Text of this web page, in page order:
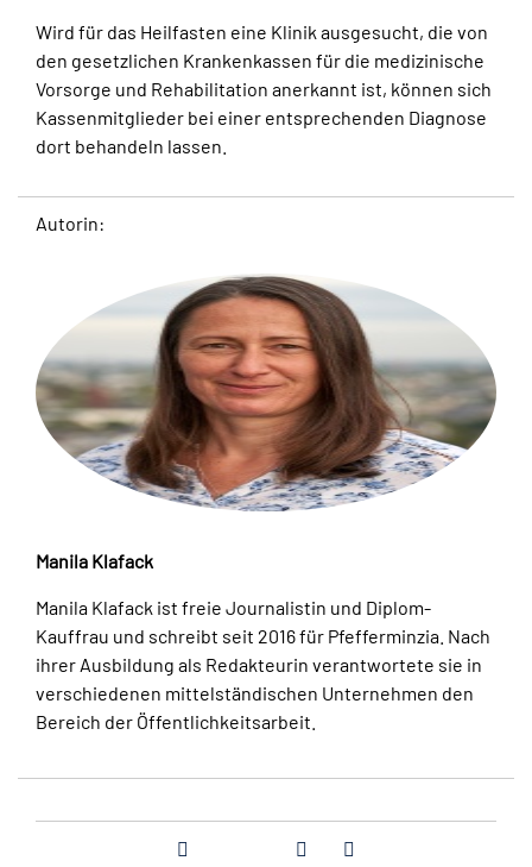
Wird für das Heilfasten eine Klinik ausgesucht, die von
den gesetzlichen Krankenkassen für die medizinische
Vorsorge und Rehabilitation anerkannt ist, können sich
Kassenmitglieder bei einer entsprechenden Diagnose
dort behandeln lassen.
Autorin:
Manila Klafack
Manila Klafack ist freie Journalistin und Diplom-
Kauffrau und schreibt seit 2016 für Pfefferminzia. Nach
ihrer Ausbildung als Redakteurin verantwortete sie in
verschiedenen mittelständischen Unternehmen den
Bereich der Öffentlichkeitsarbeit.